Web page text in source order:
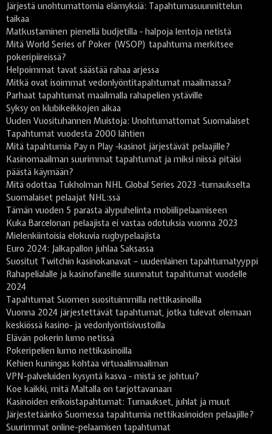
Järjestä unohtumattomia elämyksiä: Tapahtumasuunnittelun
taikaa
Matkustaminen pienellä budjetilla - halpoja lentoja netistä
Mitä World Series of Poker (WSOP) tapahtuma merkitsee
pokeripiireissä?
Helpoimmat tavat säästää rahaa arjessa
Mitkä ovat isoimmat vedonlyöntitapahtumat maailmassa?
Parhaat tapahtumat maailmalla rahapelien ystäville
Syksy on klubikeikkojen aikaa
Uuden Vuosituhannen Muistoja: Unohtumattomat Suomalaiset
Tapahtumat vuodesta 2000 lähtien
Mitä tapahtumia Pay n Play -kasinot järjestävät pelaajille?
Kasinomaailman suurimmat tapahtumat ja miksi niissä pitäisi
päästä käymään?
Mitä odottaa Tukholman NHL Global Series 2023 -turnaukselta
Suomalaiset pelaajat NHL:ssä
Tämän vuoden 5 parasta älypuhelinta mobiilipelaamiseen
Kuka Barcelonan pelaajista ei vastaa odotuksia vuonna 2023
Mielenkiintoisia elokuvia rugbypelaajista
Euro 2024: Jalkapallon juhlaa Saksassa
Suositut Twitchin kasinokanavat – uudenlainen tapahtumatyyppi
Rahapelialalle ja kasinofaneille suunnatut tapahtumat vuodelle
2024
Tapahtumat Suomen suosituimmilla nettikasinoilla
Vuonna 2024 järjestettävät tapahtumat, jotka tulevat olemaan
keskiössä kasino- ja vedonlyöntisivustoilla
Elävän pokerin lumo netissä
Pokeripelien lumo nettikasinoilla
Kehien kuningas kohtaa virtuaalimaailman
VPN-palveluiden kysyntä kasva - mistä se johtuu?
Koe kaikki, mitä Maltalla on tarjottavanaan
Kasinoiden erikoistapahtumat: Turnaukset, juhlat ja muut
Järjestetäänkö Suomessa tapahtumia nettikasinoiden pelaajille?
Suurimmat online-pelaamisen tapahtumat